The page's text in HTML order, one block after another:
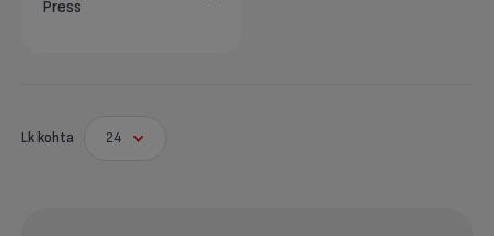
Press
Lk kohta 24